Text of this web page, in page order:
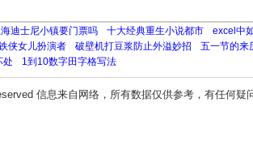
迪士尼小镇要门票吗 十大经典重生小说都市 excel中
侠女儿扮演者 破壁机打豆浆防止外溢妙招 五一节的来
处 1到10数字田字格写法
信息来自网络，所有数据仅供参考，有任何疑